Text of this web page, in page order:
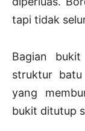
tapi tidak
Bagian
struktur batu
yang
bukit ditutup